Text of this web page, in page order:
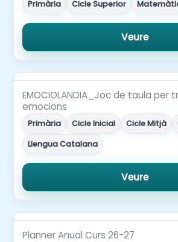
Primària Cicle Superior
Veure
EMOCIOLANDIA_Joc de taula per
emocions
Primària Cicle Inicial Cicle Mitjà
Llengua Catalana
Veure
Planner Anual Curs 26-27